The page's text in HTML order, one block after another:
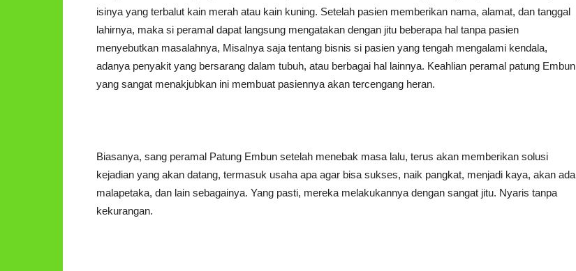
isinya yang terbalut kain merah atau kain kuning. Setelah pasien memberikan nama, alamat, dan tanggal
lahirnya, maka si peramal dapat langsung mengatakan dengan jitu beberapa hal tanpa pasien
menyebutkan masalahnya, Misalnya saja tentang bisnis si pasien yang tengah mengalami kendala,
adanya penyakit yang bersarang dalam tubuh, atau berbagai hal lainnya. Keahlian peramal patung Embun
yang sangat menakjubkan ini membuat pasiennya akan tercengang heran.
Biasanya, sang peramal Patung Embun setelah menebak masa lalu, terus akan memberikan solusi
kejadian yang akan datang, termasuk usaha apa agar bisa sukses, naik pangkat, menjadi kaya, akan ada
malapetaka, dan lain sebagainya. Yang pasti, mereka melakukannya dengan sangat jitu. Nyaris tanpa
kekurangan.